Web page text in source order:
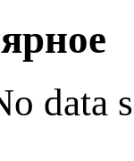
data